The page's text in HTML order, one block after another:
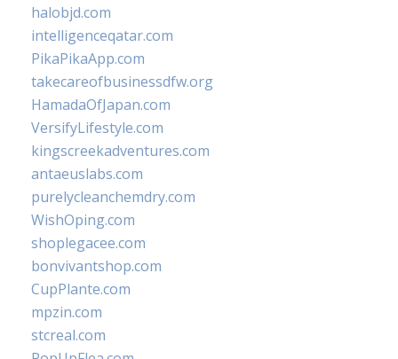
halobjd.com
intelligenceqatar.com
PikaPikaApp.com
takecareofbusinessdfw.org
HamadaOfJapan.com
VersifyLifestyle.com
kingscreekadventures.com
antaeuslabs.com
purelycleanchemdry.com
WishOping.com
shoplegacee.com
bonvivantshop.com
CupPlante.com
mpzin.com
stcreal.com